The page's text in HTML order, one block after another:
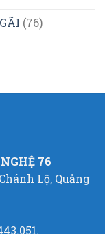
(76)
76
Lộ, Quảng